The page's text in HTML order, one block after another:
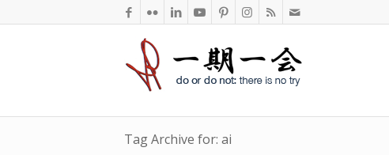
Tag Archive for: ai